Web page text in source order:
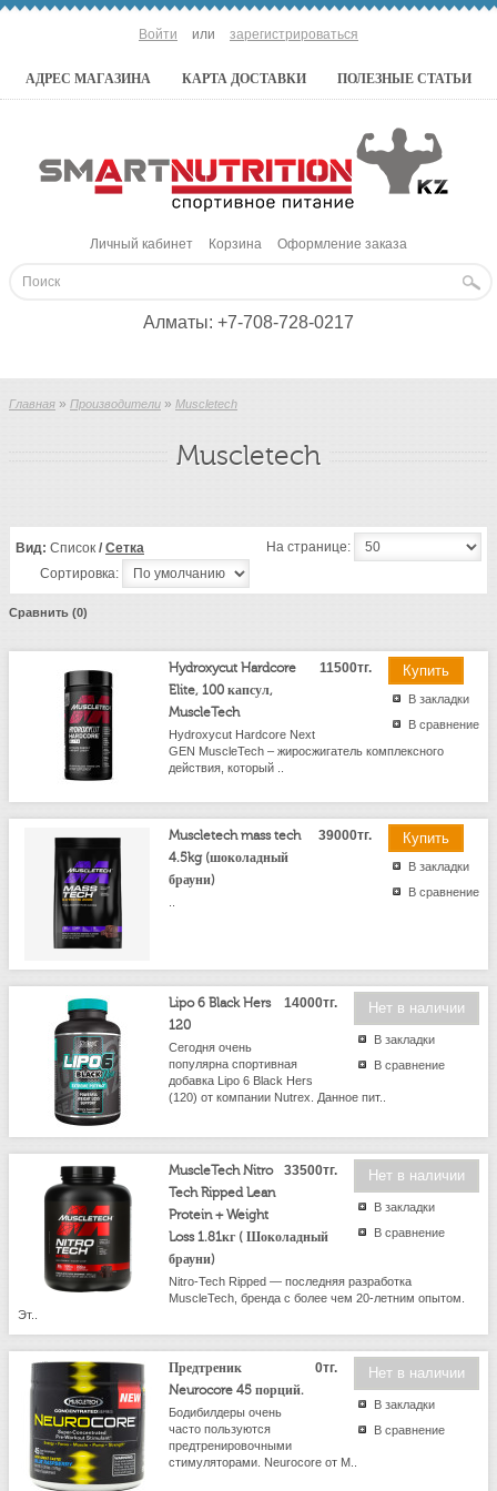
Войти или зарегистрироваться
АДРЕС МАГАЗИНА КАРТА ДОСТАВКИ ПОЛЕЗНЫЕ СТАТЬИ
Личный кабинет Корзина Оформление заказа
Алматы: +7-708-728-0217
Главная » Производители » Muscletech
Muscletech
Вид: Список / Сетка
На странице:
Сортировка:
Сравнить (0)
В закладки
В сравнение
11500тг.
Hydroxycut Hardcore
Elite, 100 капсул,
MuscleTech
Hydroxycut Hardcore Next
GEN MuscleTech – жиросжигатель комплексного
действия, который ..
В закладки
В сравнение
39000тг.
Muscletech mass tech
4.5kg (шоколадный
брауни)
Нет в наличии
В закладки
В сравнение
14000тг.
Lipo 6 Black Hers
120
Сегодня очень
популярна спортивная
добавка Lipo 6 Black Hers
(120) от компании Nutrex. Данное пит..
Нет в наличии
В закладки
В сравнение
33500тг.
MuscleTech Nitro
Tech Ripped Lean
Protein + Weight
Loss 1.81кг ( Шоколадный
брауни)
Nitro-Tech Ripped — последняя разработка
MuscleTech, бренда с более чем 20-летним опытом.
Эт..
Нет в наличии
В закладки
В сравнение
0тг.
Предтреник
Neurocore 45 порций.
Бодибилдеры очень
часто пользуются
предтренировочными
стимуляторами. Neurocore от M..